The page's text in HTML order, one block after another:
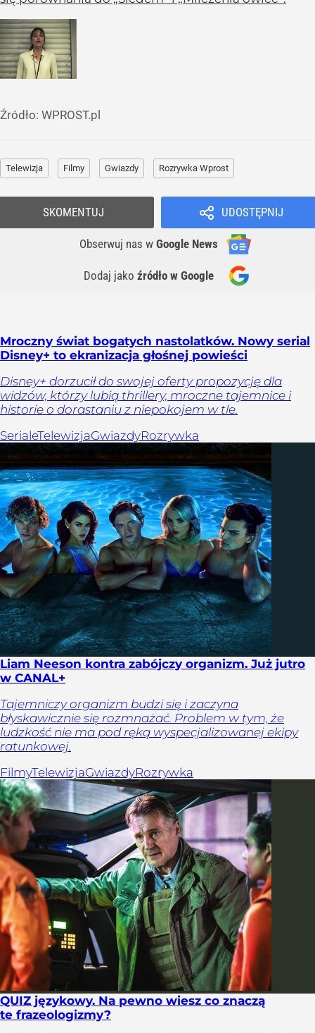
Źródło: WPROST.pl
Telewizja Filmy Gwiazdy Rozrywka Wprost
UDOSTĘPNIJ
Obserwuj nas w Google News
Dodaj jako źródło w Google
SKOMENTUJ
Mroczny świat bogatych nastolatków. Nowy serial
Disney+ to ekranizacja głośnej powieści
Disney+ dorzucił do swojej oferty propozycję dla
widzów, którzy lubią thrillery, mroczne tajemnice i
historie o dorastaniu z niepokojem w tle.
SerialeTelewizjaGwiazdyRozrywka
Liam Neeson kontra zabójczy organizm. Już jutro
w CANAL+
Tajemniczy organizm budzi się i zaczyna
błyskawicznie się rozmnażać. Problem w tym, że
ludzkość nie ma pod ręką wyspecjalizowanej ekipy
ratunkowej.
FilmyTelewizjaGwiazdyRozrywka
QUIZ językowy. Na pewno wiesz co znaczą
te frazeologizmy?